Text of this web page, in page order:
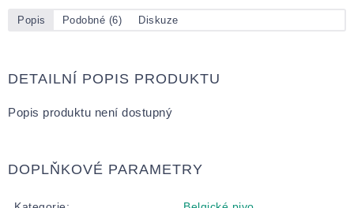
Popis Podobné (6) Diskuze
DETAILNÍ POPIS PRODUKTU
Popis produktu není dostupný
DOPLŇKOVÉ PARAMETRY